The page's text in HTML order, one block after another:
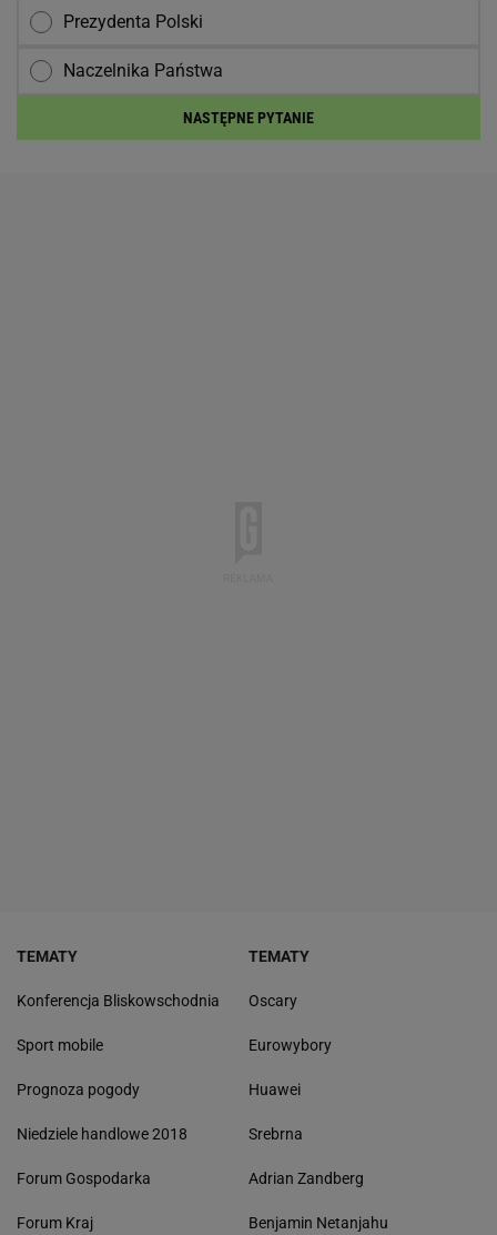
Prezydenta Polski
Naczelnika Państwa
NASTĘPNE PYTANIE
TEMATY
Konferencja Bliskowschodnia
Sport mobile
Prognoza pogody
Niedziele handlowe 2018
Forum Gospodarka
Forum Kraj
TEMATY
Oscary
Eurowybory
Huawei
Srebrna
Adrian Zandberg
Benjamin Netanjahu